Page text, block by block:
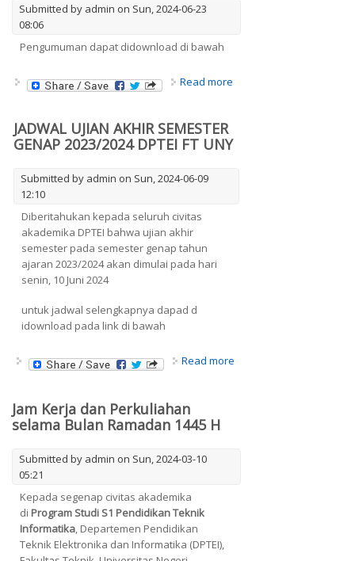
Submitted by admin on Sun, 2024-06-23
08:06
Pengumuman dapat didownload di bawah
Read more
Juli-Desember Tahun
JADWAL UJIAN AKHIR SEMESTER
GENAP 2023/2024 DPTEI FT UNY
Submitted by admin on Sun, 2024-06-09
12:10
Diberitahukan kepada seluruh civitas
akademika DPTEI bahwa ujian akhir
semester pada semester genap tahun
ajaran 2023/2024 akan dimulai pada hari
senin, 10 Juni 2024
untuk jadwal selengkapnya dapad d
idownload pada link di bawah
Read more
Jam Kerja dan Perkuliahan
selama Bulan Ramadan 1445 H
Submitted by admin on Sun, 2024-03-10
05:21
Kepada segenap civitas akademika
di Program Studi S1 Pendidikan Teknik
Informatika, Departemen Pendidikan
Teknik Elektronika dan Informatika (DPTEI),